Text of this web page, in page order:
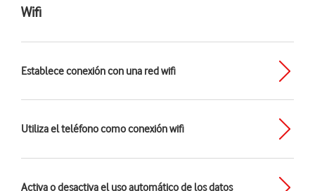
Wifi
Establece conexión con una red wifi
Utiliza el teléfono como conexión wifi
Activa o desactiva el uso automático de los datos